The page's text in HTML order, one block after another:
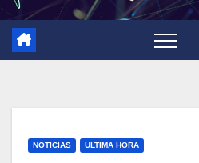
NOTICIAS ULTIMA HORA